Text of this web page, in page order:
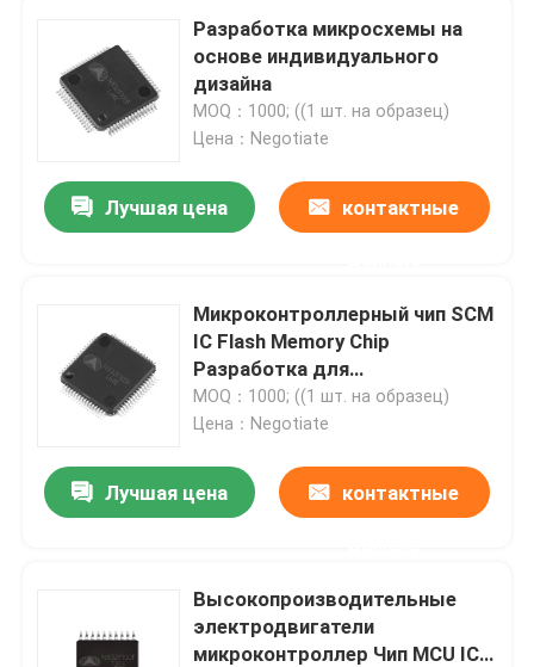
Разработка микросхемы на
основе индивидуального
дизайна
MOQ：1000; ((1 шт. на образец)
Цена：Negotiate
Лучшая цена контактные
Микроконтроллерный чип SCM
IC Flash Memory Chip
Разработка для
электроинструментов
MOQ：1000; ((1 шт. на образец)
Цена：Negotiate
Лучшая цена контактные
Высокопроизводительные
электродвигатели
микроконтроллер Чип MCU IC